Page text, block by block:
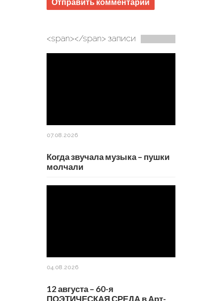
<span></span> записи
07.08.2026
Когда звучала музыка – пушки
молчали
04.08.2026
12 августа – 60-я
ПОЭТИЧЕСКАЯ СРЕДА в Арт-